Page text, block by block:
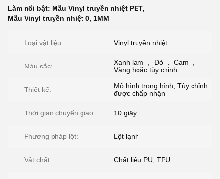
Làm nổi bật: Mẫu Vinyl truyền nhiệt PET,
Mẫu Vinyl truyền nhiệt 0, 1MM
Loại vật liệu: Vinyl truyền nhiệt
Màu sắc:
Xanh lam ， Đỏ ， Cam ，
Vàng hoặc tùy chỉnh
Thiết kế:
Mô hình trong hình, Tùy chỉnh
được chấp nhận
Thời gian chuyển giao: 10 giây
Phương pháp lột: Lột lạnh
Vật chất: Chất liệu PU, TPU